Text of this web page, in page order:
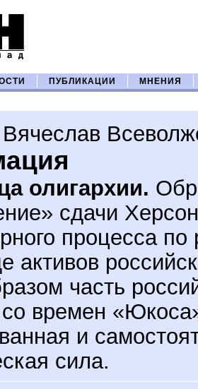
ПУБЛИКАЦИИ МНЕНИЯ
Вячеслав
олигархии.
сдачи
процесса
активов
часть
времен
и
сила.